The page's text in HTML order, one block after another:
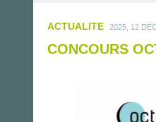
ACTUALITE 2025, 12
CONCOURS